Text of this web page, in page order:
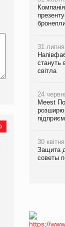
Смачне
31
стануть
світла
24
Meest
30
Защита
советы